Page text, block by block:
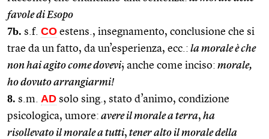
favole di Esopo
7b. s.f. CO estens., insegnamento, conclusione che si
trae da un fatto, da un’esperienza, ecc.: la morale è che
non hai agito come dovevi; anche come inciso: morale,
ho dovuto arrangiarmi!
8. s.m. AD solo sing., stato d’animo, condizione
psicologica, umore: avere il morale a terra, ha
risollevato il morale a tutti, tener alto il morale della